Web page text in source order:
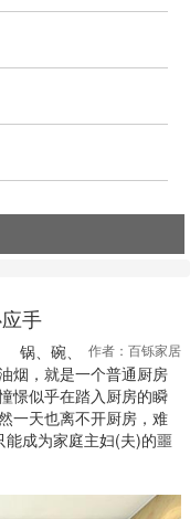
手
作者：百铄家居
锅、碗、
烟，就是一个普通厨房
憬似乎在踏入厨房的瞬
一天也离不开厨房，难
成为家庭主妇(夫)的噩